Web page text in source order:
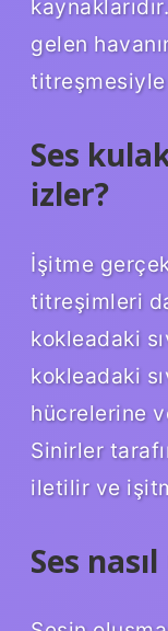
gelen
titreşmesiyle
Ses
izler?
İşitme
titreşimleri
kokleadaki
kokleadaki
hücrelerine
Sinirler
iletilir ve
Ses